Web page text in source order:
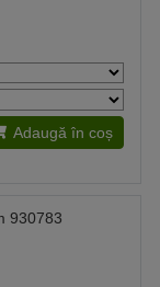
Adaugă în coș
930783